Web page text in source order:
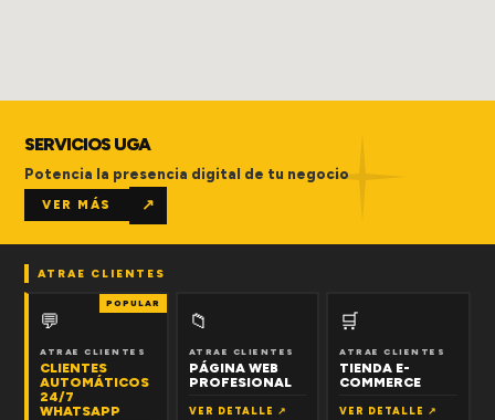
SERVICIOS UGA
Potencia la presencia digital de tu negocio
VER MÁS ↗
ATRAE CLIENTES
POPULAR
💬
ATRAE CLIENTES
CLIENTES
AUTOMÁTICOS
24/7
WHATSAPP
📁
ATRAE CLIENTES
PÁGINA WEB
PROFESIONAL
VER DETALLE ↗
🛒
ATRAE CLIENTES
TIENDA E-
COMMERCE
VER DETALLE ↗